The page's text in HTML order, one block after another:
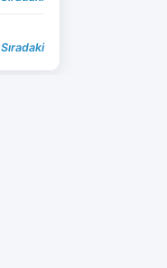
Sıradaki